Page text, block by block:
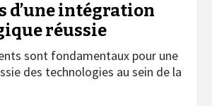
d’une intégration
réussie
sont fondamentaux pour une
des technologies au sein de la